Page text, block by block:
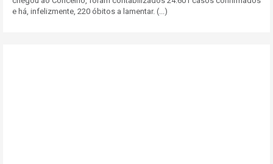
e há, infelizmente, 220 óbitos a lamentar. (...)